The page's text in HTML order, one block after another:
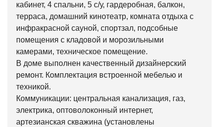
кабинет, 4 спальни, 5 с/у, гардеробная, балкон,
терраса, домашний кинотеатр, комната отдыха с
инфракрасной сауной, спортзал, подсобные
помещения с кладовой и морозильными
камерами, техническое помещение.
В доме выполнен качественный дизайнерский
ремонт. Комплектация встроенной мебелью и
техникой.
Коммуникации: центральная канализация, газ,
электрика, оптоволоконный интернет,
артезианская скважина (установлены